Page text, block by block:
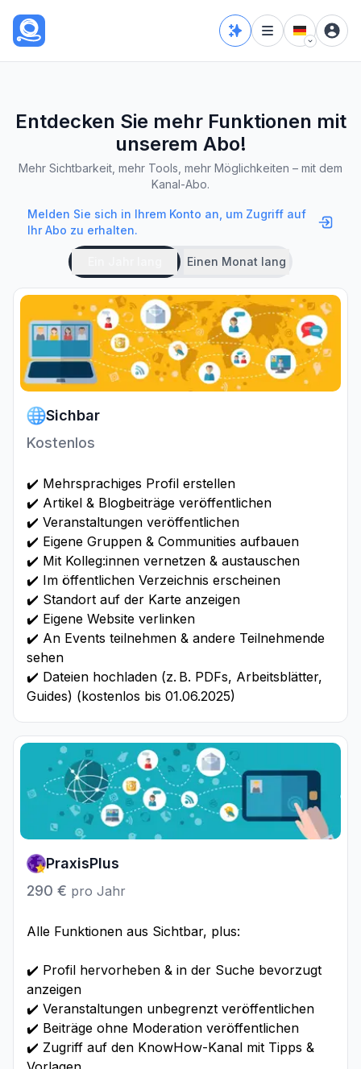
Entdecken Sie mehr Funktionen mit
unserem Abo!
Mehr Sichtbarkeit, mehr Tools, mehr Möglichkeiten – mit dem
Kanal-Abo.
Melden Sie sich in Ihrem Konto an, um Zugriff auf
Ihr Abo zu erhalten.
Einen Monat lang
Sichbar
Kostenlos
✔️ Mehrsprachiges Profil erstellen
✔️ Artikel & Blogbeiträge veröffentlichen
✔️ Veranstaltungen veröffentlichen
✔️ Eigene Gruppen & Communities aufbauen
✔️ Mit Kolleg:innen vernetzen & austauschen
✔️ Im öffentlichen Verzeichnis erscheinen
✔️ Standort auf der Karte anzeigen
✔️ Eigene Website verlinken
✔️ An Events teilnehmen & andere Teilnehmende
sehen
✔️ Dateien hochladen (z. B. PDFs, Arbeitsblätter,
Guides) (kostenlos bis 01.06.2025)
PraxisPlus
290 € pro Jahr
Alle Funktionen aus Sichtbar, plus:
✔️ Profil hervorheben & in der Suche bevorzugt
anzeigen
✔️ Veranstaltungen unbegrenzt veröffentlichen
✔️ Beiträge ohne Moderation veröffentlichen
✔️ Zugriff auf den KnowHow-Kanal mit Tipps &